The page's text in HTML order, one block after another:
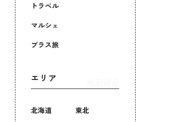
トラベル
マルシェ
プラス旅
エリア
北海道
東北